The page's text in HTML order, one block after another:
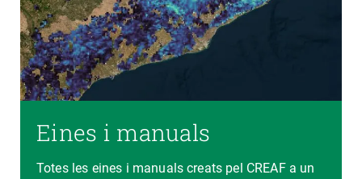
Eines i manuals
Totes les eines i manuals creats pel CREAF a un